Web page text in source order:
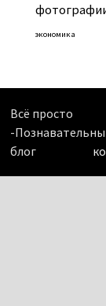
экономика
Всё просто
-
блог